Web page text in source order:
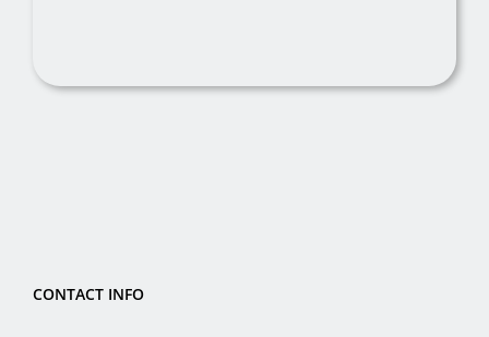
CONTACT INFO